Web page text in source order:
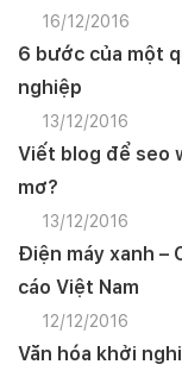
16/12/2016
6 bước của một
nghiệp
13/12/2016
Viết blog để seo
mơ?
13/12/2016
Điện máy xanh –
cáo Việt Nam
12/12/2016
Văn hóa khởi